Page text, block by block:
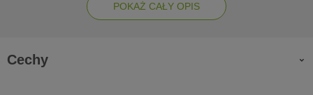
woda z alg poprawia mikrokrążenie
ekstrakty z boczniaka i życicy trwałej, które poprawiają
POKAŻ CAŁY OPIS
Cechy